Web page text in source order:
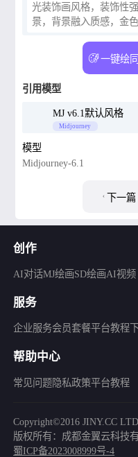
光装饰画风格，装饰性
景，背景融入质感，金
一键绘
引用模型
MJ v6.1默认风格
Midjourney
模型
Midjourney-6.1
下一篇
创作
AI对话MJ绘画SD绘画AI视频
服务
企业服务会员套餐平台教程
帮助中心
常见问题隐私政策平台教程
Copyright©2016 JINY.CC
版权所有：成都金翼云科技
蜀ICP备2023008999号-4